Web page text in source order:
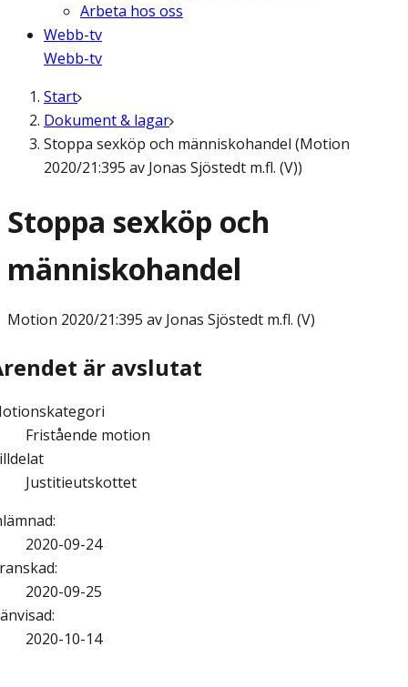
Arbeta hos oss
Webb-tv
Webb-tv
Start
Dokument & lagar
Stoppa sexköp och människohandel (Motion
2020/21:395 av Jonas Sjöstedt m.fl. (V))
Stoppa sexköp och
människohandel
Motion 2020/21:395 av Jonas Sjöstedt m.fl. (V)
är avslutat
Fristående motion
Justitieutskottet
:
2020-09-24
:
2020-09-25
:
2020-10-14